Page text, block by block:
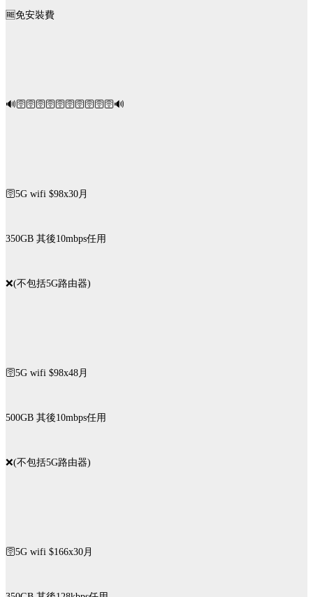
🆓️免安裝費
🔊🛜🛜🛜🛜🛜🛜🛜🛜🛜🛜🔊
🛜5G wifi $98x30月
350GB 其後10mbps任用
❌️(不包括5G路由器)
🛜5G wifi $98x48月
500GB 其後10mbps任用
❌️(不包括5G路由器)
🛜5G wifi $166x30月